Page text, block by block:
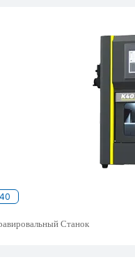
Станок